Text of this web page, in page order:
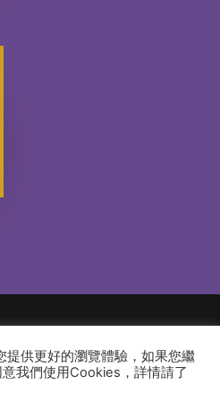
Seminary. All rights reserved
供更好的瀏覽體驗，如果您繼
我們使用Cookies，詳情請了